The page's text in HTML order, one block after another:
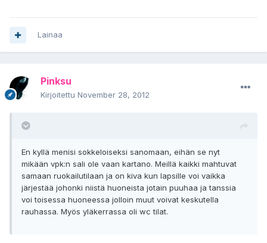
Lainaa
Pinksu
Kirjoitettu November 28, 2012
En kyllä menisi sokkeloiseksi sanomaan, eihän se nyt
mikään vpk:n sali ole vaan kartano. Meillä kaikki mahtuvat
samaan ruokailutilaan ja on kiva kun lapsille voi vaikka
järjestää johonki niistä huoneista jotain puuhaa ja tanssia
voi toisessa huoneessa jolloin muut voivat keskutella
rauhassa. Myös yläkerrassa oli wc tilat.